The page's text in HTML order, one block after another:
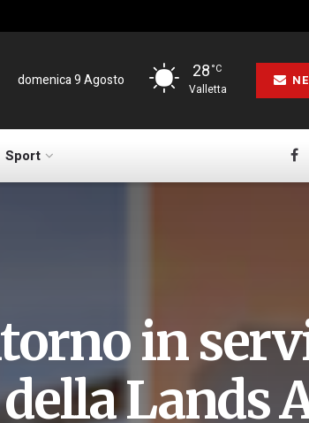
domenica 9 Agosto 28°C
Valletta
Sport
in
Lands